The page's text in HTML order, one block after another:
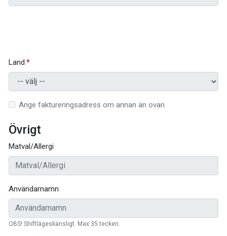
Land
Ange faktureringsadress om annan än ovan
Övrigt
Matval/Allergi
Användarnamn
OBS! Shiftlägeskänsligt. Max 35 tecken.